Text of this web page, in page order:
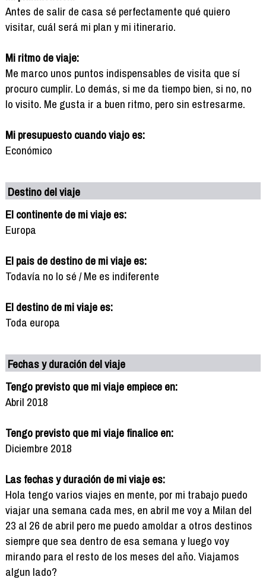
Antes de salir de casa sé perfectamente qué quiero
visitar, cuál será mi plan y mi itinerario.
Mi ritmo de viaje:
Me marco unos puntos indispensables de visita que sí
procuro cumplir. Lo demás, si me da tiempo bien, si no, no
lo visito. Me gusta ir a buen ritmo, pero sin estresarme.
Mi presupuesto cuando viajo es:
Económico
Destino del viaje
El continente de mi viaje es:
Europa
El pais de destino de mi viaje es:
Todavía no lo sé / Me es indiferente
El destino de mi viaje es:
Toda europa
Fechas y duración del viaje
Tengo previsto que mi viaje empiece en:
Abril 2018
Tengo previsto que mi viaje finalice en:
Diciembre 2018
Las fechas y duración de mi viaje es:
Hola tengo varios viajes en mente, por mi trabajo puedo
viajar una semana cada mes, en abril me voy a Milan del
23 al 26 de abril pero me puedo amoldar a otros destinos
siempre que sea dentro de esa semana y luego voy
mirando para el resto de los meses del aňo. Viajamos
algun lado?